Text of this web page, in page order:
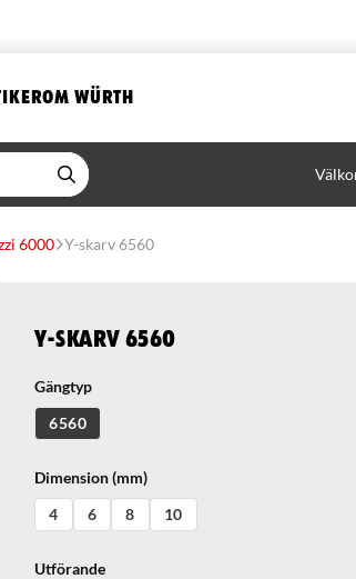
OM WÜRTH
6000 Y-skarv 6560
Y-skarv 6560
Gängtyp
6560
Dimension (mm)
4
6 8 10
Utförande